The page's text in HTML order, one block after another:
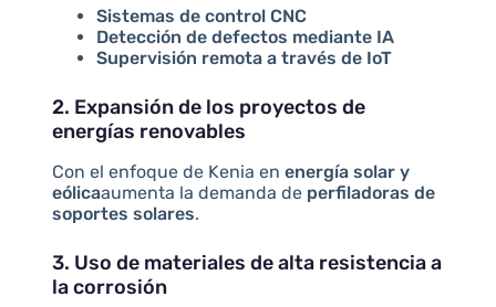
Sistemas de control CNC
Detección de defectos mediante IA
Supervisión remota a través de IoT
2. Expansión de los proyectos de
energías renovables
Con el enfoque de Kenia en energía solar y
eólicaaumenta la demanda de perfiladoras de
soportes solares.
3. Uso de materiales de alta resistencia a
la corrosión